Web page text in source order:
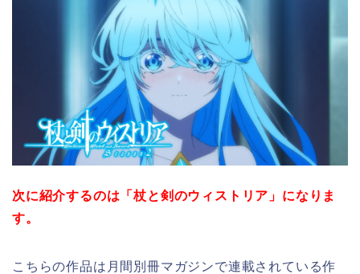
次に紹介するのは「杖と剣のウィストリア」になりま
す。
こちらの作品は月間別冊マガジンで連載されている作